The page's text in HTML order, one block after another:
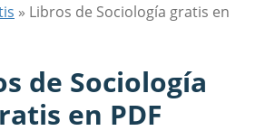
» Libros de Sociología gratis en
de Sociología
en PDF